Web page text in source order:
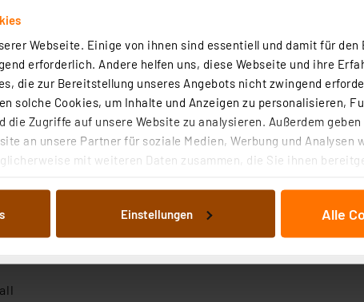
Webseite. Einige von ihnen sind essentiell und damit für den
erforderlich. Andere helfen uns, diese Webseite und ihre
die zur Bereitstellung unseres Angebots nicht zwingend
solche Cookies, um Inhalte und Anzeigen zu personalisieren,
die Zugriffe auf unsere Website zu analysieren. Außerdem
an unsere Partner für soziale Medien, Werbung und Analysen
mit weiteren Daten zusammen, die Sie ihnen
dargestellten bzw. die von Ihnen ausgewählten
Auflistung der einzelnen Cookies nach Zweck und Anbieter
der Speicherung, Abrufung und
Einstellungen Alle
LC-Display für Messwertanzeige
Display und zusätzlichem Wasserfühler mit 1,5-m-
Fensterschließdauer